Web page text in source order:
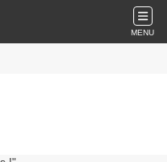
MENU